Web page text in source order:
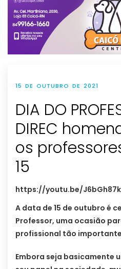
15 DE OUTUBRO DE 2021
DIA DO
DIREC
os
15
https://youtu.be/
A data de 15 de outubro é
Professor, uma ocasião
profissional tão
Embora seja basicamente